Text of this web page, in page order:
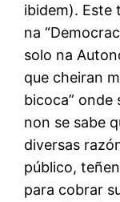
ibidem). Este
na
solo na
que cheiran
bicoca” onde
non se sabe
diversas
público,
para cobrar